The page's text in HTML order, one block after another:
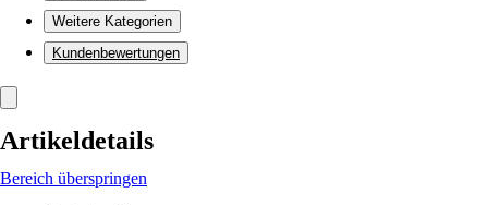
Weitere Kategorien
Kundenbewertungen
Artikeldetails
Bereich überspringen